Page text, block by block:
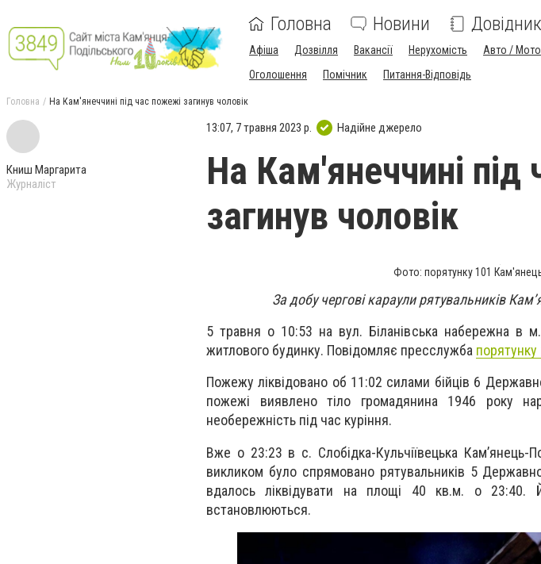
Головна Новини Довідник
Афіша Дозвілля Вакансії Нерухомість Авто / Мото
Оголошення
Помічник Питання-Відповідь
Головна На Кам'янеччині під час пожежі загинув чоловік
Книш Маргарита
Журналіст
13:07, 7 травня 2023 р. Надійне джерело
На Кам'янеччині під
загинув чоловік
Фото: порятунку 101
За добу чергові караули рятувальників
5 травня о 10:53 на вул. Біланівська набережна в
житлового будинку. Повідомляє пресслужба
Пожежу ліквідовано об 11:02 силами бійців 6
пожежі виявлено тіло громадянина 1946 року
необережність під час куріння.
Вже о 23:23 в с. Слобідка-Кульчіївецька Кам’янець-
викликом було спрямовано рятувальників 5
вдалось ліквідувати на площі 40 кв.м. о 23:40.
встановлюються.